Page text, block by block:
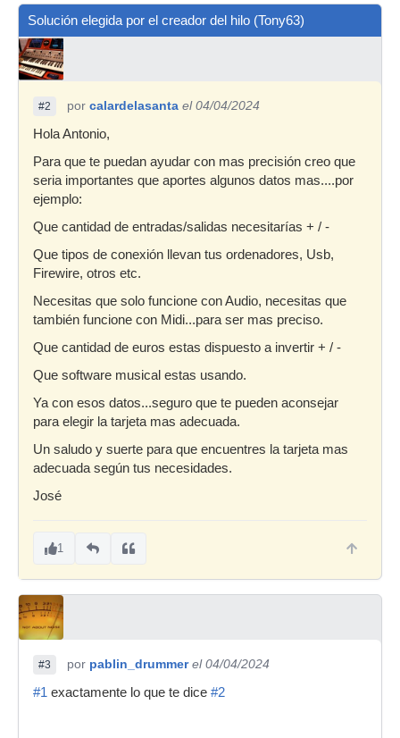
Solución elegida por el creador del hilo (Tony63)
#2 por calardelasanta el 04/04/2024
Hola Antonio,
Para que te puedan ayudar con mas precisión creo que
seria importantes que aportes algunos datos mas....por
ejemplo:
Que cantidad de entradas/salidas necesitarías + / -
Que tipos de conexión llevan tus ordenadores, Usb,
Firewire, otros etc.
Necesitas que solo funcione con Audio, necesitas que
también funcione con Midi...para ser mas preciso.
Que cantidad de euros estas dispuesto a invertir + / -
Que software musical estas usando.
Ya con esos datos...seguro que te pueden aconsejar
para elegir la tarjeta mas adecuada.
Un saludo y suerte para que encuentres la tarjeta mas
adecuada según tus necesidades.
José
1
#3 por pablin_drummer el 04/04/2024
#1 exactamente lo que te dice #2